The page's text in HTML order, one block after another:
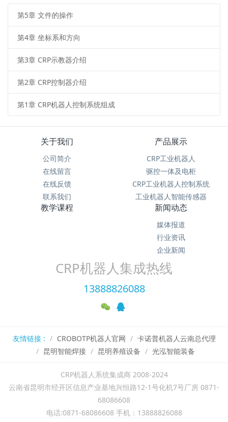
第5章 文件的操作
第4章 坐标系和方向
第3章 CRP示教器介绍
第2章 CRP控制器介绍
第1章 CRP机器人控制系统组成
关于我们
公司简介
在线留言
在线反馈
联系我们
产品展示
CRP工业机器人
驱控一体及电柜
CRP工业机器人控制系统
工业机器人智能传感器
教学课程 新闻动态
媒体报道
行业资讯
企业新闻
CRP机器人集成热线
13888826088
友情链接 : CROBOTP机器人官网
卡诺普机器人云南总代理
昆明智能焊接
昆明养殖设备 光泓智能装备
CRP机器人系统集成商 2008-2024
云南省昆明市经开区信息产业基地兴恒路12-1号化机7号厂房 0871-
68086608
电话:0871-68086608 手机：13888826088